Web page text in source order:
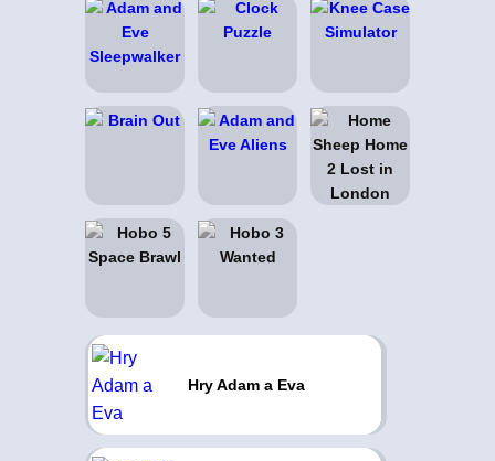
Hry Adam a Eva